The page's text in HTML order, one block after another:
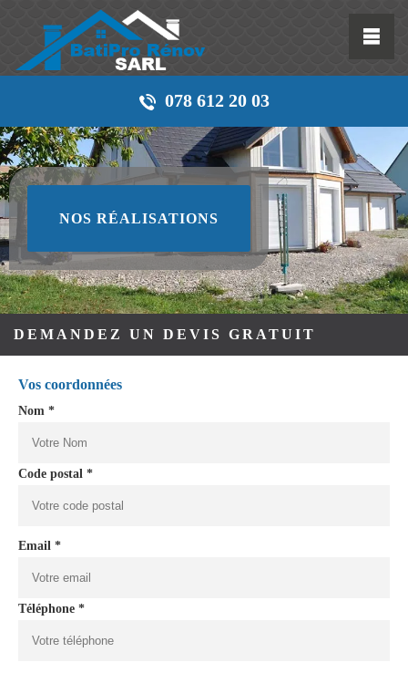
078 612 20 03
NOS RÉALISATIONS
DEMANDEZ UN DEVIS GRATUIT
Vos coordonnées
Nom *
Code postal *
Email *
Téléphone *